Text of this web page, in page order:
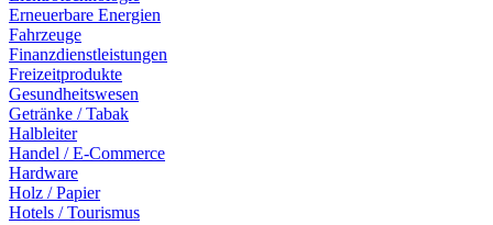
Erneuerbare Energien
Fahrzeuge
Finanzdienstleistungen
Freizeitprodukte
Gesundheitswesen
Getränke / Tabak
Halbleiter
Handel / E-Commerce
Hardware
Holz / Papier
Hotels / Tourismus